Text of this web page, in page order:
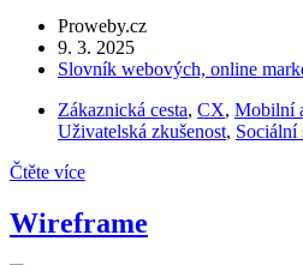
Proweby.cz
9. 3. 2025
Slovník webových, online
Zákaznická cesta, CX, Mobilní
Uživatelská zkušenost, Sociální
Čtěte více
Wireframe